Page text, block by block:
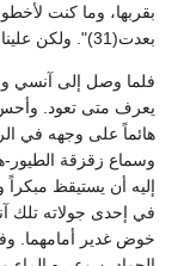
بقربها، وما كنت
بعدت(31)". ولكن علينا أن نذكر أنه لم يتجاوز يومها الثامنة عشرة.
فلما وصل إلى آنسي
يعرف متى تعود. وأحس
هائماً على وجهه في
وسماع زقزقة الطيور-
إليه أن يستيقظ
في إحدى جولاته تلك
خوض غدير أمامهما.